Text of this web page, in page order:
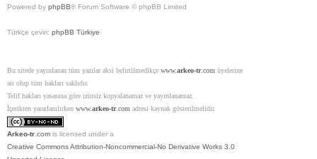
Powered by phpBB® Forum Software © phpBB Limited
Türkçe çeviri: phpBB Türkiye
Bu sitede yayınlanan tüm yazılar aksi belirtilmedikçe www.arkeo-tr.com üyelerine
ait olup tüm hakları saklıdır.
Telif hakları yasasına göre izinsiz kopyalanamaz ve yayınlanamaz.
İçerikten yararlanılırken www.arkeo-tr.com adresi kaynak gösterilmelidir.
Arkeo-tr .com is licensed under a
Creative Commons Attribution-Noncommercial-No Derivative Works 3.0